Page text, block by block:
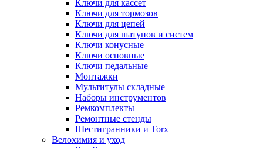
Ключи для кассет
Ключи для тормозов
Ключи для цепей
Ключи для шатунов и систем
Ключи конусные
Ключи основные
Ключи педальные
Монтажки
Мультитулы складные
Наборы инструментов
Ремкомплекты
Ремонтные стенды
Шестигранники и Torx
Велохимия и уход